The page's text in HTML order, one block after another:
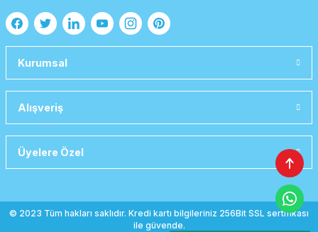
Kurumsal
Alışveriş
Üyelere Özel
© 2023 Tüm hakları saklıdır. Kredi kartı bilgileriniz 256Bit SSL sertifikası
ile güvende.